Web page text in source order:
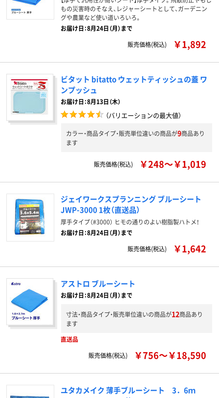
もの災害時のそなえ、レジャーシートとして、ガーデニン
グや農業など使い道いろいろ。
お届け日：8月24日（月）まで
販売価格(税込)
￥1,892
ビタット bitatto ウェットティッシュの蓋 ワ
ンプッシュ
お届け日：8月13日（木）
（バリエーションの最大値）
カラー・商品タイプ・販売単位違いの商品が9商品あり
ます
販売価格(税込) ￥248～￥1,019
ジェイワークスプランニング ブルーシート
JWP-3000 1枚（直送品）
厚手タイプ（#3000） ヒモの通りのよい樹脂製ハトメ！
お届け日：8月24日（月）まで
販売価格(税込)
￥1,642
アストロ ブルーシート
お届け日：8月24日（月）まで
寸法・商品タイプ・販売単位違いの商品が12商品あり
ます
直送品
販売価格(税込)
￥756～￥18,590
ユタカメイク 薄手ブルーシート 3．6ｍ